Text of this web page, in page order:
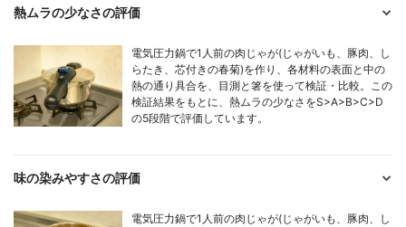
熱ムラの少なさの評価
電気圧力鍋で1人前の肉じゃが(じゃがいも、豚肉、し
らたき、芯付きの春菊)を作り、各材料の表面と中の
熱の通り具合を、目測と箸を使って検証・比較。この
検証結果をもとに、熱ムラの少なさをS>A>B>C>D
の5段階で評価しています。
味の染みやすさの評価
電気圧力鍋で1人前の肉じゃが(じゃがいも、豚肉、し